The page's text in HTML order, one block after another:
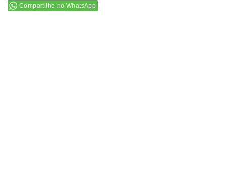
Compartilhe no WhatsApp